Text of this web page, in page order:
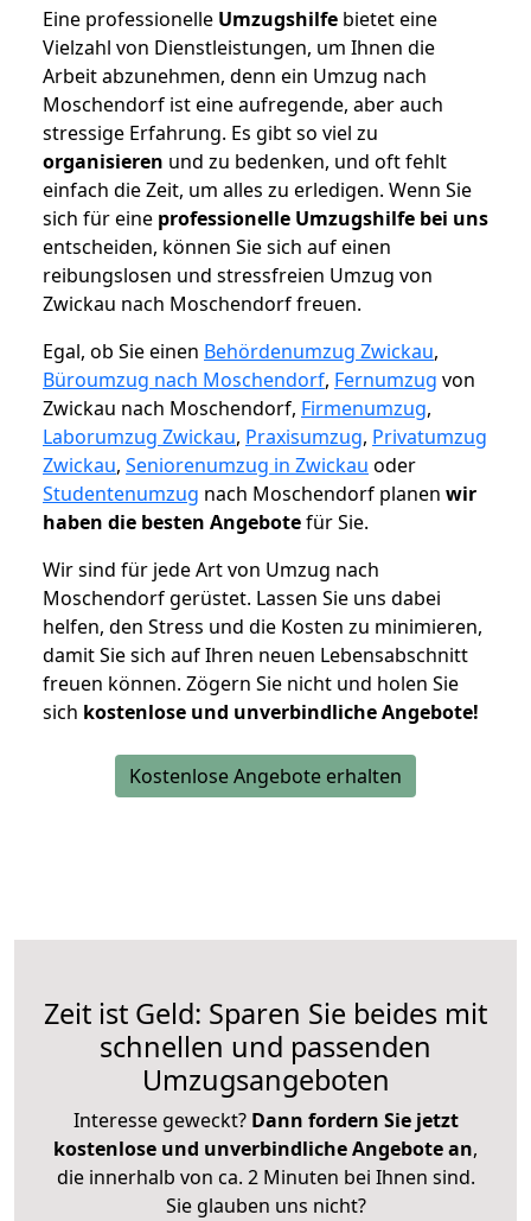
Eine professionelle Umzugshilfe bietet eine
Vielzahl von Dienstleistungen, um Ihnen die
Arbeit abzunehmen, denn ein Umzug nach
Moschendorf ist eine aufregende, aber auch
stressige Erfahrung. Es gibt so viel zu
organisieren und zu bedenken, und oft fehlt
einfach die Zeit, um alles zu erledigen. Wenn Sie
sich für eine professionelle Umzugshilfe bei uns
entscheiden, können Sie sich auf einen
reibungslosen und stressfreien Umzug von
Zwickau nach Moschendorf freuen.
Egal, ob Sie einen Behördenumzug Zwickau,
Büroumzug nach Moschendorf, Fernumzug von
Zwickau nach Moschendorf, Firmenumzug,
Laborumzug Zwickau, Praxisumzug, Privatumzug
Zwickau, Seniorenumzug in Zwickau oder
Studentenumzug nach Moschendorf planen wir
haben die besten Angebotefür Sie.
Wir sind für jede Art von Umzug nach
Moschendorf gerüstet. Lassen Sie uns dabei
helfen, den Stress und die Kosten zu minimieren,
damit Sie sich auf Ihren neuen Lebensabschnitt
freuen können. Zögern Sie nicht und holen Sie
sich kostenlose und unverbindliche Angebote!
Kostenlose Angebote erhalten
Zeit ist Geld: Sparen Sie beides mit
schnellen und passenden
Umzugsangeboten
Interesse geweckt? Dann fordern Sie jetzt
kostenlose und unverbindliche Angebote an,
die innerhalb von ca. 2 Minuten bei Ihnen sind.
Sie glauben uns nicht?